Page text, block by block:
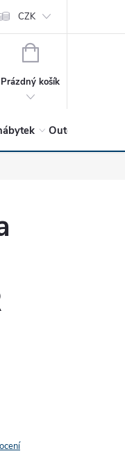
Hodnocení obchodu
CZK
NÁKUPNÍ
Prázdný košík
Outdoor a